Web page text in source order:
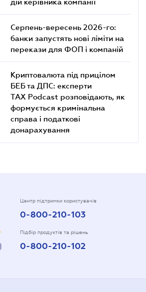
Серпень-вересень 2026-го:
банки запустять нові ліміти на
перекази для ФОП і компаній
Криптовалюта під прицілом
БЕБ та ДПС: експерти
TAX Podcast розповідають, як
формується кримінальна
справа і податкові
донарахування
Центр підтримки користувачів
0-800-210-103
Підбір продуктів та рішень
0-800-210-102